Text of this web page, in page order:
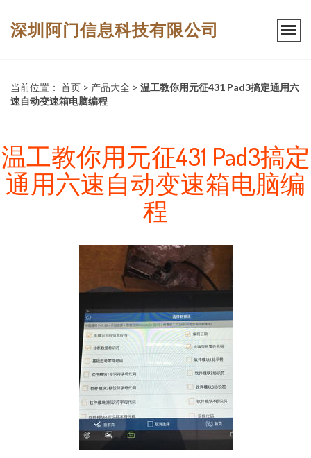
深圳阿门信息科技有限公司
当前位置： 首页 > 产品大全 > 温工教你用元征431 Pad3搞定通用六
速自动变速箱电脑编程
温工教你用元征431 Pad3搞定
通用六速自动变速箱电脑编
程